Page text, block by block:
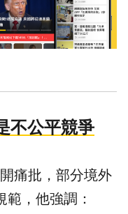
不公平競爭
痛批，部分境外
，他強調：